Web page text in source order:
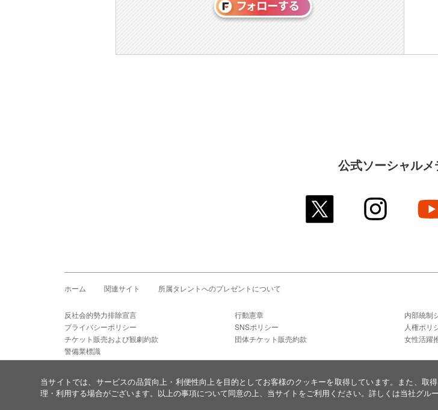
公式ソーシャル
instagram
ホーム 関連サイト 所属タレントへのプレゼントについて
反社会的勢力排除宣言 行動憲章 内部統制
プライバシーポリシー
SNSポリシー 人権ポリ
チケット販売および観劇約款
団体チケット販売約款 女性活躍
警備業標識
当サイトでは、サービスの品質向上・利便性向上を目的としてお客様のクッキーを取得しています。また、取
理・利用する場合がございます。以上の事項について同意の上、当サイトをご利用ください。詳しくは当社グル